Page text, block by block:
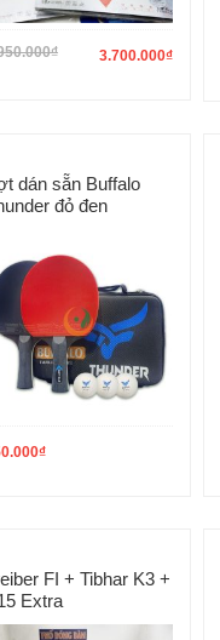
₫ 3.700.000₫
dán sẵn Buffalo
đỏ đen
₫
FI + Tibhar K3 +
Extra